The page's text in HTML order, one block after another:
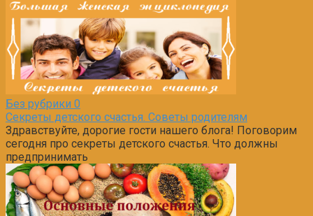
Без рубрики 0
Секреты детского счастья. Советы родителям
Здравствуйте, дорогие гости нашего блога! Поговорим
сегодня про секреты детского счастья. Что должны
предпринимать